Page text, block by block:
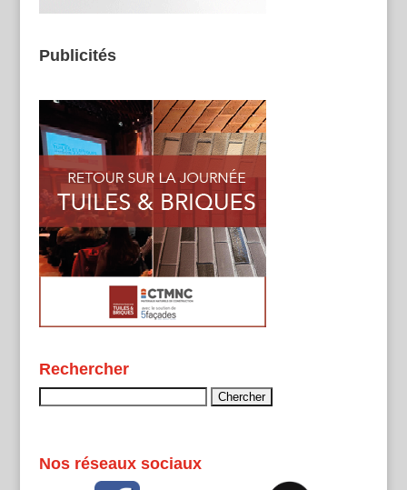
Publicités
Rechercher
Nos réseaux sociaux